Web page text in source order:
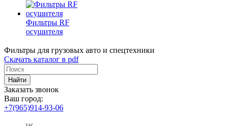
Фильтры RF
осушителя
Фильтры для грузовых авто и спецтехники
Скачать каталог в pdf
Найти
Заказать звонок
Ваш город:
+7(965)914-93-06